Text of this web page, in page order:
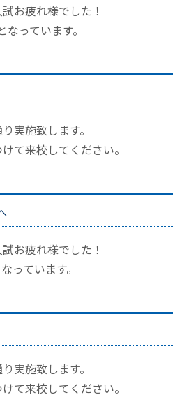
お疲れ様でした！
っています。
実施致します。
て来校してください。
お疲れ様でした！
っています。
実施致します。
て来校してください。